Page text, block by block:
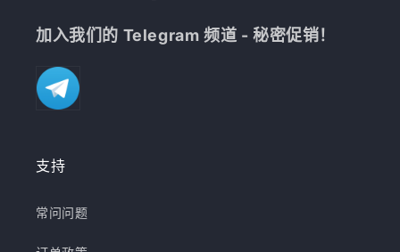
加入我们的 Telegram 频道 - 秘密促销！
支持
常问问题